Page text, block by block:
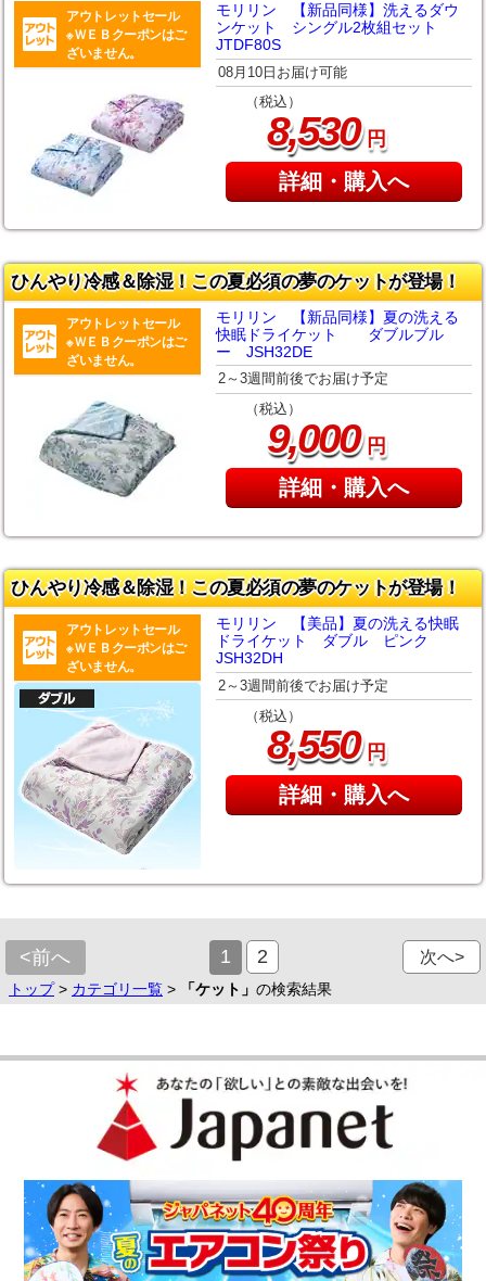
アウトレットセール
※ＷＥＢクーポンはご
ざいません。
モリリン 【新品同様】洗えるダウ
ンケット シングル2枚組セット
JTDF80S
08月10日お届け可能
（税込）
8,530円
詳細・購入へ
ひんやり冷感＆除湿！この夏必須の夢のケットが登場！
アウトレットセール
※ＷＥＢクーポンはご
ざいません。
モリリン 【新品同様】夏の洗える
快眠ドライケット ダブルブル
ー JSH32DE
2～3週間前後でお届け予定
（税込）
9,000円
詳細・購入へ
ひんやり冷感＆除湿！この夏必須の夢のケットが登場！
アウトレットセール
※ＷＥＢクーポンはご
ざいません。
モリリン 【美品】夏の洗える快眠
ドライケット ダブル ピンク
JSH32DH
2～3週間前後でお届け予定
（税込）
8,550円
詳細・購入へ
<前へ 1 2 次へ>
トップ> カテゴリ一覧 > 「ケット」 の検索結果